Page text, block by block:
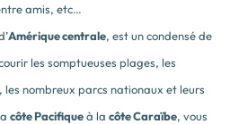
amis, etc…
Amérique centrale, est un condensé de
les somptueuses plages, les
les nombreux parcs nationaux et leurs
côte Pacifiqueà la côte Caraïbe, vous